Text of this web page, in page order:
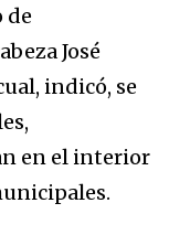
de
José
indicó, se
en el interior